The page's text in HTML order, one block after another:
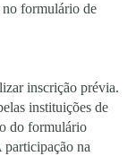
no formulário de
inscrição prévia.
instituições de
do formulário
participação na